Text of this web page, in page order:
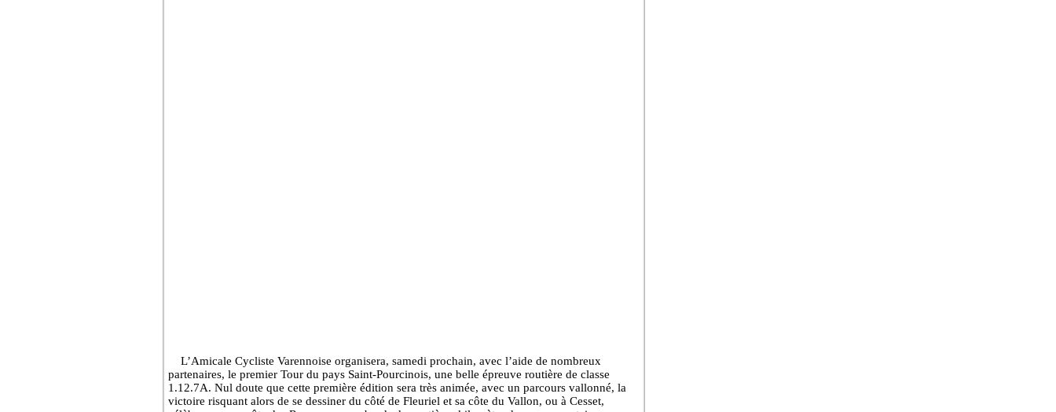
L’Amicale Cycliste Varennoise organisera, samedi prochain, avec l’aide de nombreux
partenaires, le premier Tour du pays Saint-Pourcinois, une belle épreuve routière de classe
1.12.7A. Nul doute que cette première édition sera très animée, avec un parcours vallonné, la
victoire risquant alors de se dessiner du côté de Fleuriel et sa côte du Vallon, ou à Cesset,